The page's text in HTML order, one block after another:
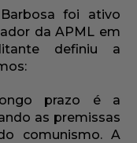
foi ativo
da APML em
definiu a
prazo é a
as premissas
comunismo. A